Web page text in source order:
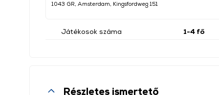
1043 GR, Amsterdam, Kingsfordweg 151
Játékosok száma 1-4 fő
Részletes ismertető